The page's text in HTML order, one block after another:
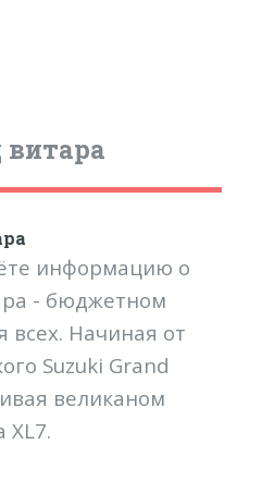
витара
информацию о
- бюджетном
всех. Начиная от
Suzuki Grand
великаном
XL7.